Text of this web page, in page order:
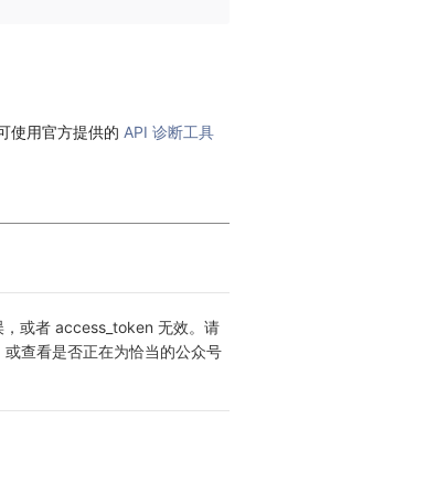
使用官方提供的 API 诊断工具
或者 access_token 无效。请
查看是否正在为恰当的公众号